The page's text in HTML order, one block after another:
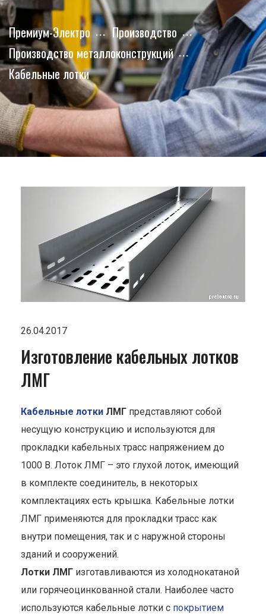
Премиум-Электро
Производство
Производство металлоконструкций
Кабельные лотки
26.04.2017
Изготовление кабельных лотков
ЛМГ
Кабельные лотки ЛМГ представляют собой
несущую конструкцию и используются для
прокладки кабельных трасс напряжением до
1000 В. Лоток ЛМГ – это глухой лоток, имеющий
в комплекте соединитель, в некоторых
комплектациях есть крышка. Кабельные лотки
ЛМГ применяются для прокладки трасс как
внутри помещения, так и с наружной стороны
зданий и сооружений.
Лотки ЛМГ изготавливаются из холоднокатаной
или горячеоцинкованной стали. Наиболее часто
используются кабельные лотки с покрытием